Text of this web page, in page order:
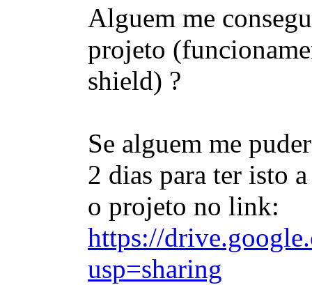
Alguem me
projeto
shield) ?
Se alguem me
2 dias para ter isto
o projeto no link:
https://
usp=sharing